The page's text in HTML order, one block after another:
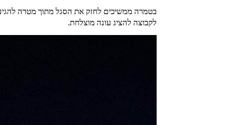
בטמרה ממשיכים לחזק את הסגל מתוך מטרה להגיע
לקבוצה להציג עונה מוצלחת.